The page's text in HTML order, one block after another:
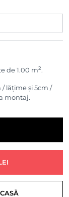
de 1.00 m2.
lățime și 5cm /
montaj.